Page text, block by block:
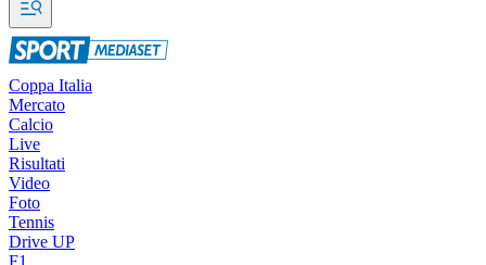
Coppa Italia
Mercato
Calcio
Live
Risultati
Video
Foto
Tennis
Drive UP
F1